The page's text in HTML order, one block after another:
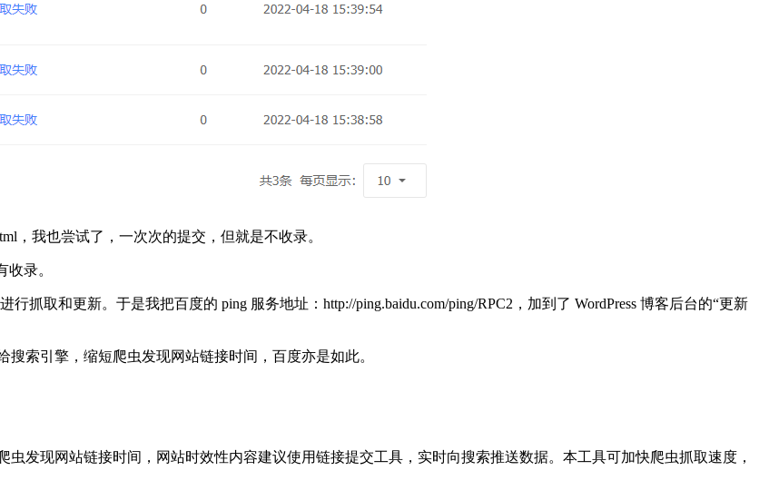
，我也尝试了，一次次的提交，但就是不收录。
录。
抓取和更新。于是我把百度的 ping 服务地址：http://ping.baidu.com/ping/RPC2，加到了 WordPress 博客后台的“更新
索引擎，缩短爬虫发现网站链接时间，百度亦是如此。
发现网站链接时间，网站时效性内容建议使用链接提交工具，实时向搜索推送数据。本工具可加快爬虫抓取速度，